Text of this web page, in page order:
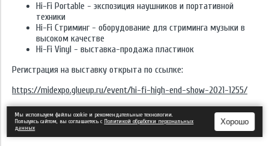
Hi-Fi Portable - экспозиция наушников и портативной
техники
Hi-Fi Стриминг - оборудование для стриминга музыки в
высоком качестве
Hi-Fi Vinyl - выставка-продажа пластинок
Регистрация на выставку открыта по ссылке:
https://midexpo.glueup.ru/event/hi-fi-high-end-show-2021-1255/
Ждём Вас номере "510" с 21 по 23 мая, в отеле «Бородино»
Мы используем файлы cookie и рекомендательные технологии.
Пользуясь сайтом, вы соглашаетесь с Политикой обработки персональных
данных
Хорошо